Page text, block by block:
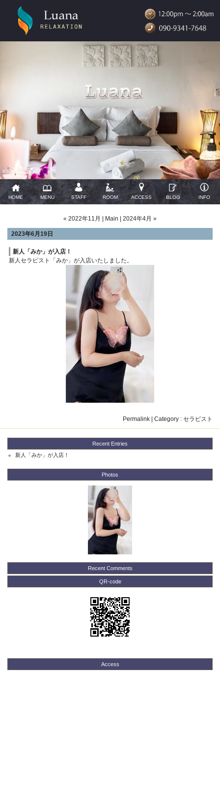
HOME MENU STAFF ROOM ACCESS BLOG INFO
« 2022年11月 Main 2024年4月 »
2023年6月19日
新人「みか」が入店！
新人セラピスト「みか」が入店いたしました。
Permalink | Category : セラピスト
Recent Entries
新人「みか」が入店！
Photos
Recent Comments
QR-code
Access